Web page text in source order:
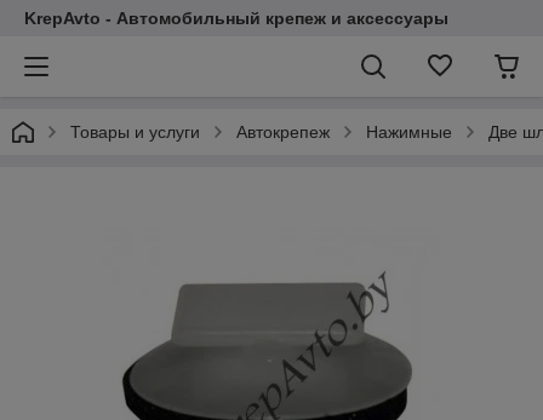
KrepAvto - Автомобильный крепеж и аксессуары
Товары и услуги Автокрепеж Нажимные Две